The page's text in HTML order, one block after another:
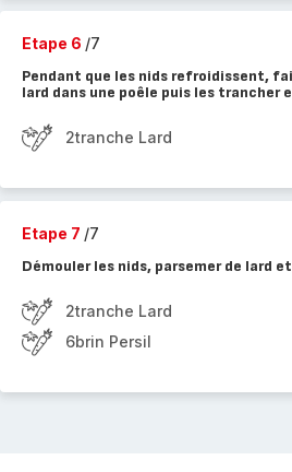
Etape 6 /7
Pendant que les nids refroidissent,
lard dans une poêle puis les trancher
2tranche Lard
Etape 7 /7
Démouler les nids, parsemer de lard
2tranche Lard
6brin Persil